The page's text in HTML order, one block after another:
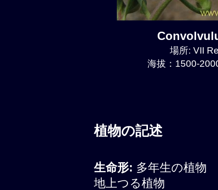
場所: VII
海拔：1500-
植物の記述
生命形: 多年生の植物
地上つる植物